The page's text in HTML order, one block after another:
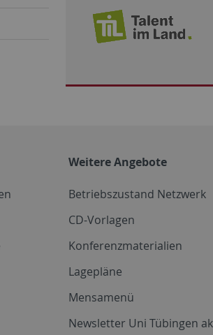
Weitere Angebote
Betriebszustand Netzwerk
CD-Vorlagen
Konferenzmaterialien
Lagepläne
Mensamenü
Newsletter Uni Tübingen